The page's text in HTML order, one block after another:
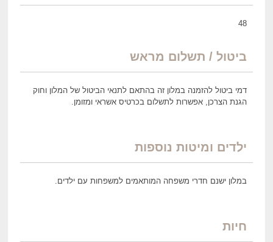
48
ביטול / תשלום מראש
דמי ביטול להזמנה במלון זה בהתאם לתנאי הביטול של המלון וחוק
הגנת הצרכן, אפשרות לתשלום בכרטיס אשראי ומזומן.
ילדים ומיטות נוספות
במלון ישנם חדרי משפחה המותאמים למשפחות עם ילדים.
חיות